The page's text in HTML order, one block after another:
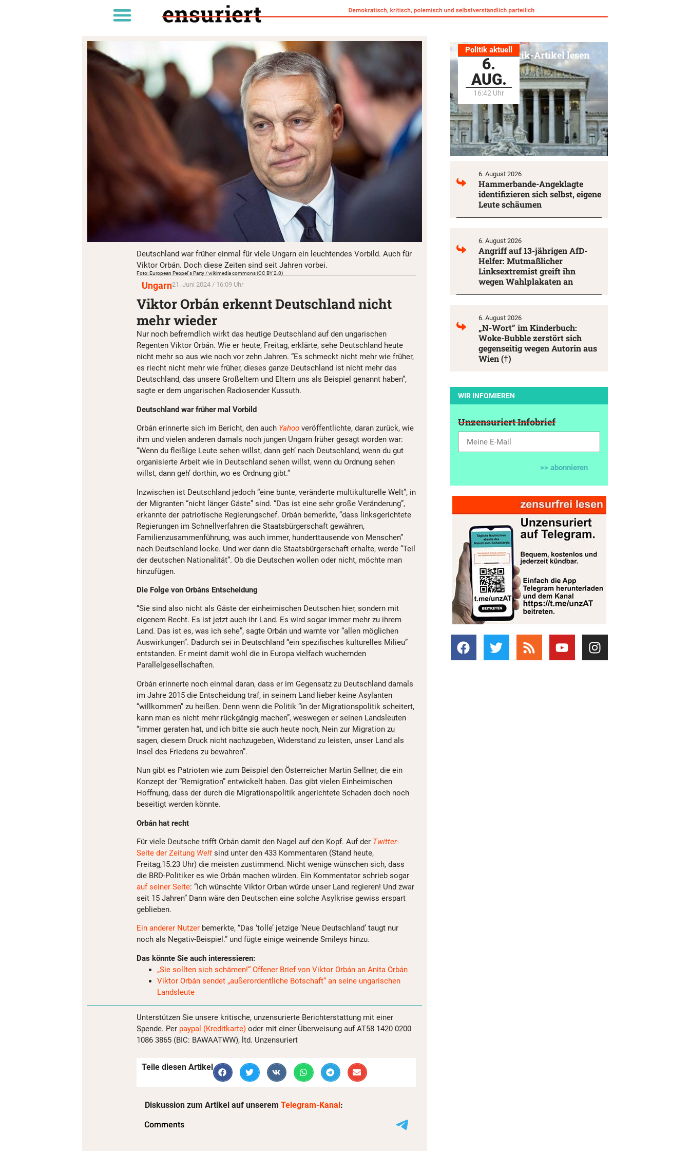
Deutschland war früher einmal für viele Ungarn ein leuchtendes Vorbild. Auch für
Viktor Orbán. Doch diese Zeiten sind seit Jahren vorbei.
Foto: European Peopel´s Party / wikimedia commons (CC BY 2.0)
Ungarn21. Juni 2024 / 16:09 Uhr
Viktor Orbán erkennt Deutschland nicht
mehr wieder
Nur noch befremdlich wirkt das heutige Deutschland auf den ungarischen
Regenten Viktor Orbán. Wie er heute, Freitag, erklärte, sehe Deutschland heute
nicht mehr so aus wie noch vor zehn Jahren. “Es schmeckt nicht mehr wie früher,
es riecht nicht mehr wie früher, dieses ganze Deutschland ist nicht mehr das
Deutschland, das unsere Großeltern und Eltern uns als Beispiel genannt haben”,
sagte er dem ungarischen Radiosender Kussuth.
Deutschland war früher mal Vorbild
Orbán erinnerte sich im Bericht, den auch Yahoo veröffentlichte, daran zurück, wie
ihm und vielen anderen damals noch jungen Ungarn früher gesagt worden war:
“Wenn du fleißige Leute sehen willst, dann geh’ nach Deutschland, wenn du gut
organisierte Arbeit wie in Deutschland sehen willst, wenn du Ordnung sehen
willst, dann geh’ dorthin, wo es Ordnung gibt.”
Inzwischen ist Deutschland jedoch “eine bunte, veränderte multikulturelle Welt”, in
der Migranten “nicht länger Gäste” sind. “Das ist eine sehr große Veränderung”,
erkannte der patriotische Regierungschef. Orbán bemerkte, “dass linksgerichtete
Regierungen im Schnellverfahren die Staatsbürgerschaft gewähren,
Familienzusammenführung, was auch immer, hunderttausende von Menschen”
nach Deutschland locke. Und wer dann die Staatsbürgerschaft erhalte, werde “Teil
der deutschen Nationalität”. Ob die Deutschen wollen oder nicht, möchte man
hinzufügen.
Die Folge von Orbáns Entscheidung
“Sie sind also nicht als Gäste der einheimischen Deutschen hier, sondern mit
eigenem Recht. Es ist jetzt auch ihr Land. Es wird sogar immer mehr zu ihrem
Land. Das ist es, was ich sehe”, sagte Orbán und warnte vor “allen möglichen
Auswirkungen”. Dadurch sei in Deutschland “ein spezifisches kulturelles Milieu”
entstanden. Er meint damit wohl die in Europa vielfach wuchernden
Parallelgesellschaften.
Orbán erinnerte noch einmal daran, dass er im Gegensatz zu Deutschland damals
im Jahre 2015 die Entscheidung traf, in seinem Land lieber keine Asylanten
“willkommen” zu heißen. Denn wenn die Politik “in der Migrationspolitik scheitert,
kann man es nicht mehr rückgängig machen”, weswegen er seinen Landsleuten
“immer geraten hat, und ich bitte sie auch heute noch, Nein zur Migration zu
sagen, diesem Druck nicht nachzugeben, Widerstand zu leisten, unser Land als
Insel des Friedens zu bewahren”.
Nun gibt es Patrioten wie zum Beispiel den Österreicher Martin Sellner, die ein
Konzept der “Remigration” entwickelt haben. Das gibt vielen Einheimischen
Hoffnung, dass der durch die Migrationspolitik angerichtete Schaden doch noch
beseitigt werden könnte.
Orbán hat recht
Für viele Deutsche trifft Orbán damit den Nagel auf den Kopf. Auf der Twitter-
Seite der Zeitung Welt sind unter den 433 Kommentaren (Stand heute,
Freitag,15.23 Uhr) die meisten zustimmend. Nicht wenige wünschen sich, dass
die BRD-Politiker es wie Orbán machen würden. Ein Kommentator schrieb sogar
auf seiner Seite: “Ich wünschte Viktor Orban würde unser Land regieren! Und zwar
seit 15 Jahren” Dann wäre den Deutschen eine solche Asylkrise gewiss erspart
geblieben.
Ein anderer Nutzer bemerkte, “Das ‘tolle’ jetzige ‘Neue Deutschland’ taugt nur
noch als Negativ-Beispiel.” und fügte einige weinende Smileys hinzu.
Das könnte Sie auch interessieren:
„Sie sollten sich schämen!“ Offener Brief von Viktor Orbán an Anita Orbán
Viktor Orbán sendet „außerordentliche Botschaft“ an seine ungarischen
Landsleute
Unterstützen Sie unsere kritische, unzensurierte Berichterstattung mit einer
Spende. Per paypal (Kreditkarte) oder mit einer Überweisung auf AT58 1420 0200
1086 3865 (BIC: BAWAATWW), ltd. Unzensuriert
Teile diesen Artikel
Diskussion zum Artikel auf unserem Telegram-Kanal:
Politik aktuell
6.
AUG.
16:42 Uhr
Alle Politik-Artikel lesen
6. August 2026
Hammerbande-Angeklagte
identifizieren sich selbst, eigene
Leute schäumen
6. August 2026
Angriff auf 13-jährigen AfD-
Helfer: Mutmaßlicher
Linksextremist greift ihn
wegen Wahlplakaten an
6. August 2026
„N-Wort” im Kinderbuch:
Woke-Bubble zerstört sich
gegenseitig wegen Autorin aus
Wien (†)
WIR INFOMIEREN
Unzensuriert Infobrief
>> abonnieren